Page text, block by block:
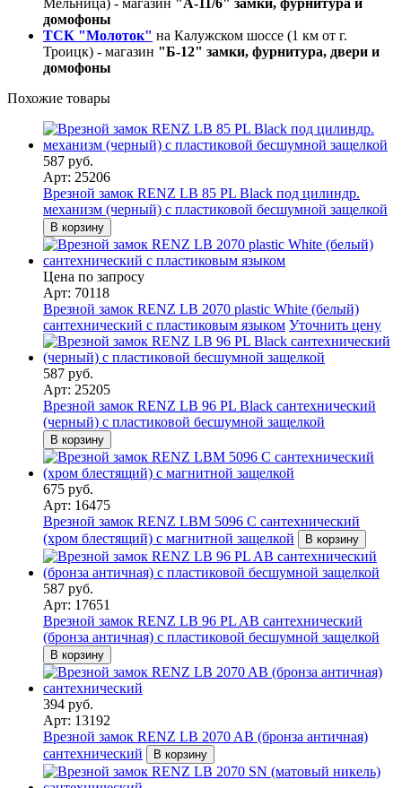
Мельница) - магазин "А-11/6" замки, фурнитура и
домофоны
ТСК "Молоток" на Калужском шоссе (1 км от г.
Троицк) - магазин "Б-12" замки, фурнитура, двери и
домофоны
Похожие товары
587 руб.
Арт: 25206
Врезной замок RENZ LB 85 PL Black под цилиндр.
механизм (черный) с пластиковой бесшумной защелкой
В корзину
Цена по запросу
Арт: 70118
Врезной замок RENZ LB 2070 plastic White (белый)
сантехнический с пластиковым языком Уточнить цену
587 руб.
Арт: 25205
Врезной замок RENZ LB 96 PL Black сантехнический
(черный) с пластиковой бесшумной защелкой
В корзину
675 руб.
Арт: 16475
Врезной замок RENZ LBM 5096 C сантехнический
(хром блестящий) с магнитной защелкой
В корзину
587 руб.
Арт: 17651
Врезной замок RENZ LB 96 PL AB сантехнический
(бронза античная) с пластиковой бесшумной защелкой
В корзину
394 руб.
Арт: 13192
Врезной замок RENZ LB 2070 AB (бронза античная)
сантехнический
В корзину